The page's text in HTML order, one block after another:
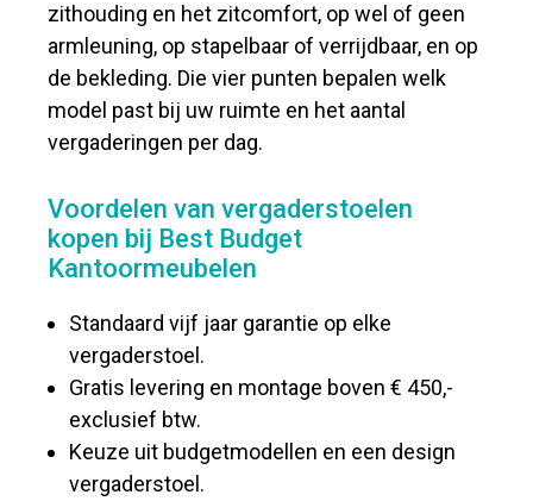
zithouding en het zitcomfort, op wel of geen
armleuning, op stapelbaar of verrijdbaar, en op
de bekleding. Die vier punten bepalen welk
model past bij uw ruimte en het aantal
vergaderingen per dag.
Voordelen van vergaderstoelen
kopen bij Best Budget
Kantoormeubelen
Standaard vijf jaar garantie op elke
vergaderstoel.
Gratis levering en montage boven € 450,-
exclusief btw.
Keuze uit budgetmodellen en een design
vergaderstoel.